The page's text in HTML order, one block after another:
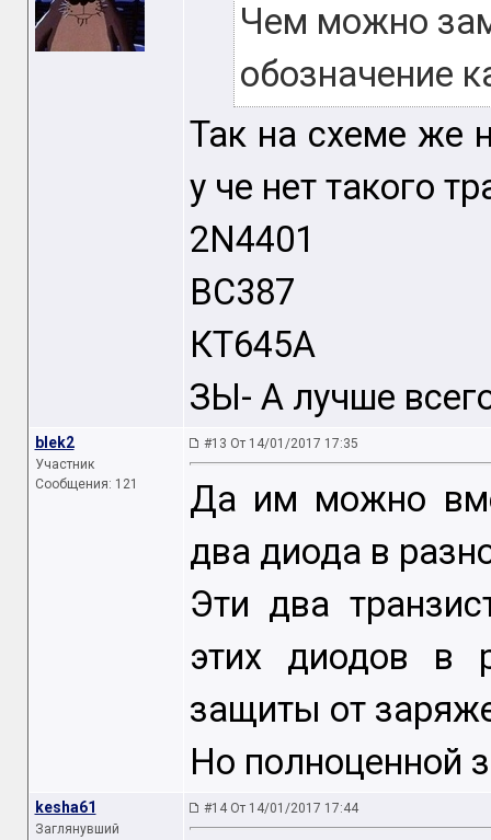
Чем можно
обозначение
Так на схеме же
у че нет такого
2N4401
BC387
КТ645А
ЗЫ- А лучше
blek2
Участник
Сообщения: 121
#13 От 14/01/2017 17:35
Да им можно
два диода в
Эти два
этих диодов в
защиты от
Но полноценной
kesha61
Заглянувший
#14 От 14/01/2017 17:44